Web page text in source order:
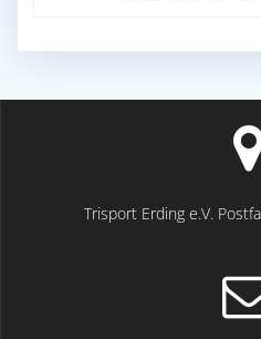
Trisport Erding e.V.